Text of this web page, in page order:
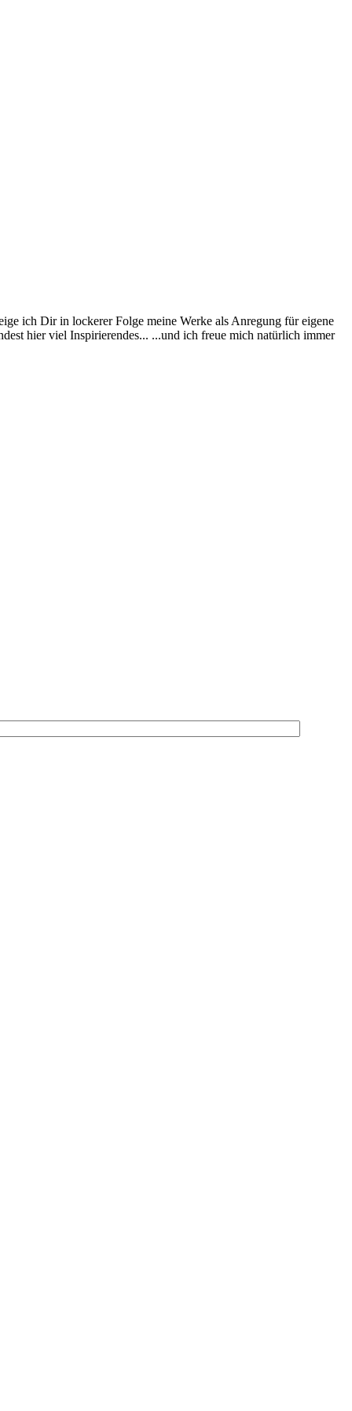
ich Dir in lockerer Folge meine Werke als Anregung für eigene
hier viel Inspirierendes... ...und ich freue mich natürlich immer